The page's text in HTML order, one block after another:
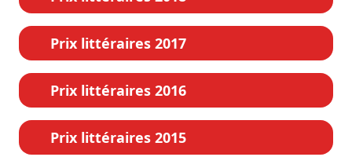
Prix littéraires 2017
Prix littéraires 2016
Prix littéraires 2015